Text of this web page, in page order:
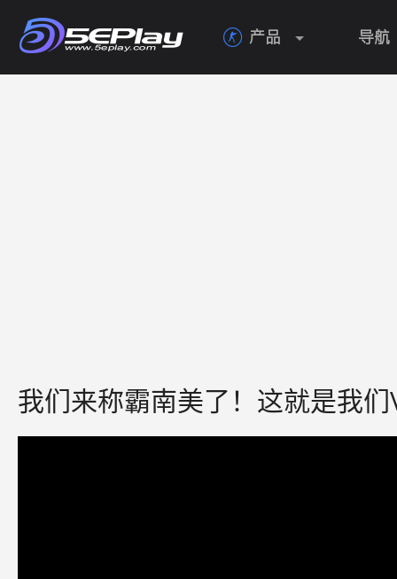
 产品 导航
我们来称霸南美了！这就是我